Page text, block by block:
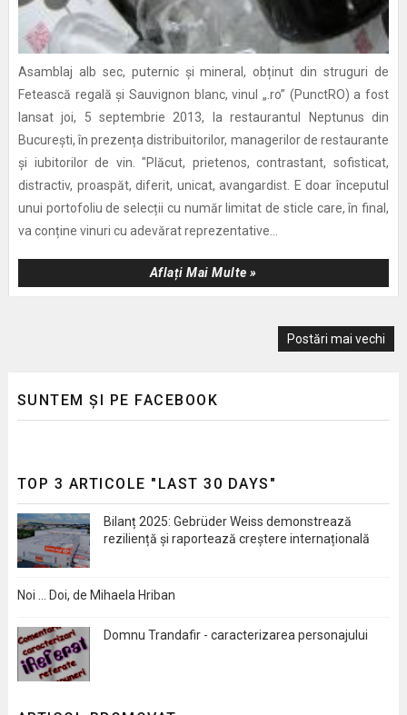
Asamblaj alb sec, puternic și mineral, obținut din struguri de
Fetească regală și Sauvignon blanc, vinul „.ro” (PunctRO) a fost
lansat joi, 5 septembrie 2013, la restaurantul Neptunus din
București, în prezența distribuitorilor, managerilor de restaurante
și iubitorilor de vin. "Plăcut, prietenos, contrastant, sofisticat,
distractiv, proaspăt, diferit, unicat, avangardist. E doar începutul
unui portofoliu de selecții cu număr limitat de sticle care, în final,
va conține vinuri cu adevărat reprezentative...
Aflați Mai Multe »
Postări mai vechi
SUNTEM ȘI PE FACEBOOK
TOP 3 ARTICOLE "LAST 30 DAYS"
Bilanț 2025: Gebrüder Weiss demonstrează
reziliență și raportează creștere internațională
Noi … Doi, de Mihaela Hriban
Domnu Trandafir - caracterizarea personajului